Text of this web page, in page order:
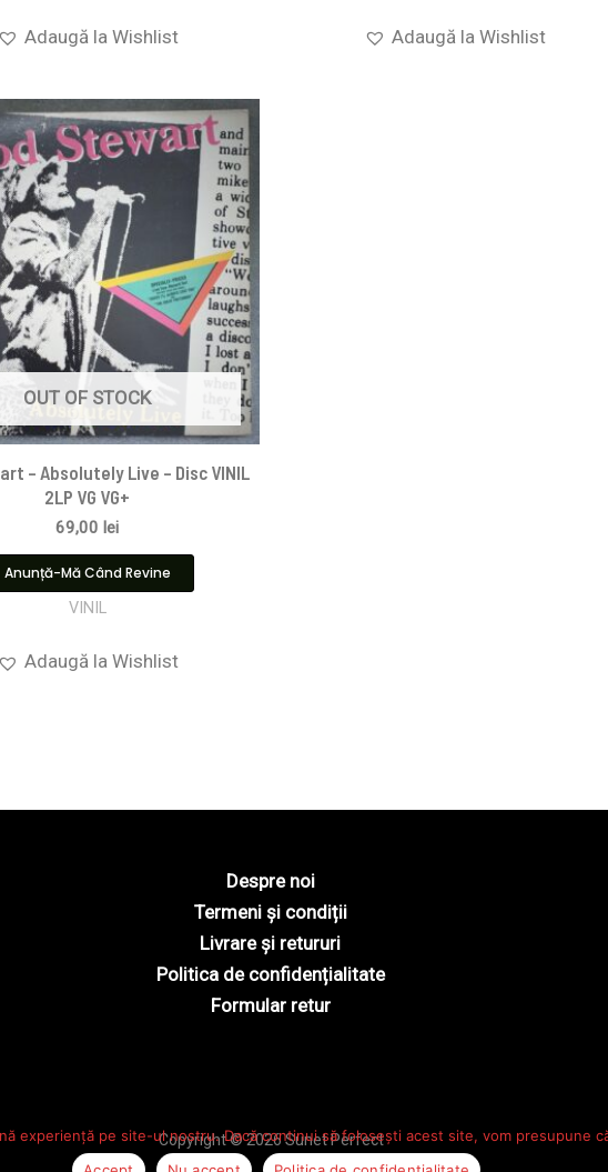
Adaugă la Wishlist Adaugă la Wishlist
OUT OF STOCK
– Absolutely Live – Disc VINIL
2LP VG VG+
69,00 lei
Anunță-Mă Când Revine
VINIL
Adaugă la Wishlist
Despre noi
Termeni și condiții
Livrare și retururi
Politica de confidențialitate
Formular retur
Copyright © 2026 Sunet Perfect
experiență pe site-ul nostru. Dacă continui să folosești acest site, vom presupune